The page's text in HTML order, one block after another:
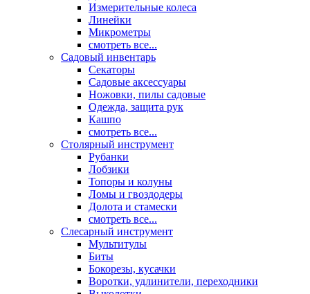
Измерительные колеса
Линейки
Микрометры
смотреть все...
Садовый инвентарь
Секаторы
Садовые аксессуары
Ножовки, пилы садовые
Одежда, защита рук
Кашпо
смотреть все...
Столярный инструмент
Рубанки
Лобзики
Топоры и колуны
Ломы и гвоздодеры
Долота и стамески
смотреть все...
Слесарный инструмент
Мультитулы
Биты
Бокорезы, кусачки
Воротки, удлинители, переходники